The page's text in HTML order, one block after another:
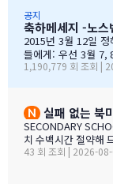
람회에 참가하길 고
상세함, 그리고 테이
사 분들의 친절함과
상을 줍니다. 랭리는
유학 지역이 되었습
리의 학교들로 즐겁
께 협력하여 일하는
공지
2015년 3월 12일 정
들에게: 우선 3월 7,
합니다. 이 틀간의 박
박람회에 참가한 모
바랍니다. 과거에 박
사 드립니다. 특히 이
있게 기회를 주셔서
히 알고 있었으며,
1,190,779 회 조회 |
실패 없는 북미대입
SECONDARY SCHOOL SEMINAR IGE
치 수백시간 절약해 드려요. 캐나다 고졸을 목표로
는 않죠. 어떤 경우에도 중요한
43 회 조회 | 2026-